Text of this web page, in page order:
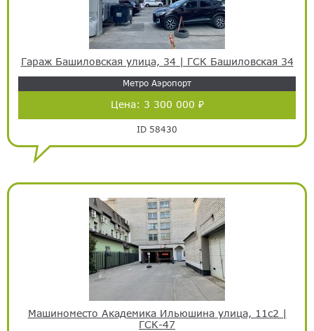
Гараж Башиловская улица, 34 | ГСК Башиловская 34
Метро Аэропорт
Цена: 3 300 000 ₽
ID 58430
Машиноместо Академика Ильюшина улица, 11с2 |
ГСК-47